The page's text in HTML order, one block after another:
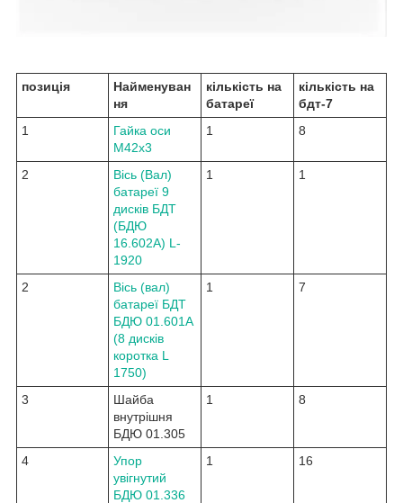
позиція
Найменуван
ня
кількість на
батареї
кількість на
бдт-7
1
Гайка оси
М42х3
1 8
2
Вісь (Вал)
батареї 9
дисків БДТ
(БДЮ
16.602А) L-
1920
1 1
2
Вісь (вал)
батареї БДТ
БДЮ 01.601А
(8 дисків
коротка L
1750)
1 7
3
Шайба
внутрішня
БДЮ 01.305
1 8
4
Упор
увігнутий
БДЮ 01.336
1 16